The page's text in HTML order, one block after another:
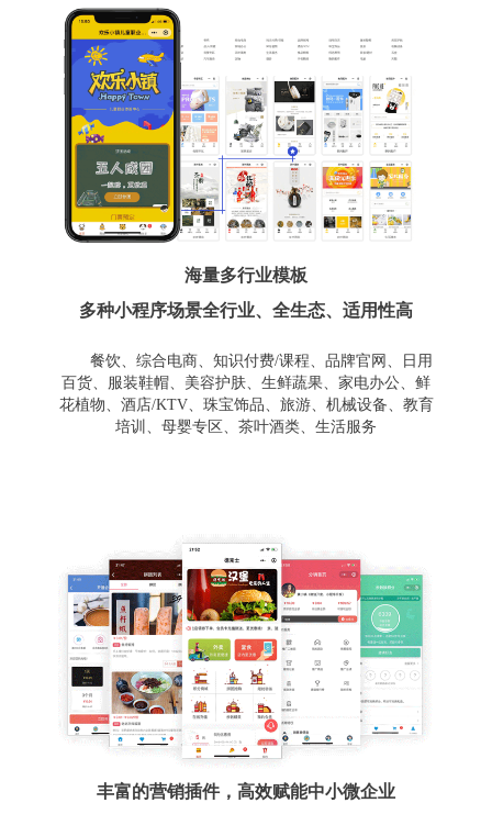
海量多行业模板
多种小程序场景全行业、全生态、适用性高
餐饮、综合电商、知识付费/课程、品牌官网、日用
百货、服装鞋帽、美容护肤、生鲜蔬果、家电办公、鲜
花植物、酒店/KTV、珠宝饰品、旅游、机械设备、教育
培训、母婴专区、茶叶酒类、生活服务
丰富的营销插件，高效赋能中小微企业